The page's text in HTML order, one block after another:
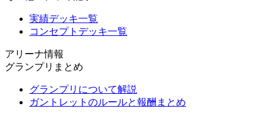
実績デッキ一覧
コンセプトデッキ一覧
アリーナ情報
グランプリまとめ
グランプリについて解説
ガントレットのルールと報酬まとめ